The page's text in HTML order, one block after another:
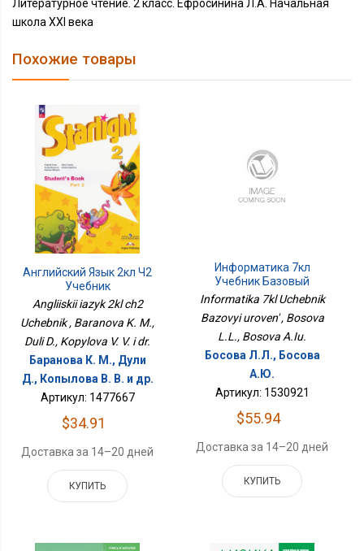
Литературное чтение. 2 класс. Ефросинина Л.А. Начальная
школа XXI века
Похожие товары
Английский Язык 2кл Ч2
Учебник
Angliiskii iazyk 2kl ch2
Uchebnik , Baranova K. M.,
Duli D., Kopylova V. V. i dr.
Баранова К. М., Дули
Д., Копылова В. В. и др.
Артикул: 1477667
$34.91
Доставка за 14–20 дней
КУПИТЬ
Информатика 7кл
Учебник Базовый
Уровень
Informatika 7kl Uchebnik
Bazovyi uroven' , Bosova
L.L., Bosova A.Iu.
Босова Л.Л., Босова
А.Ю.
Артикул: 1530921
$55.94
Доставка за 14–20 дней
КУПИТЬ